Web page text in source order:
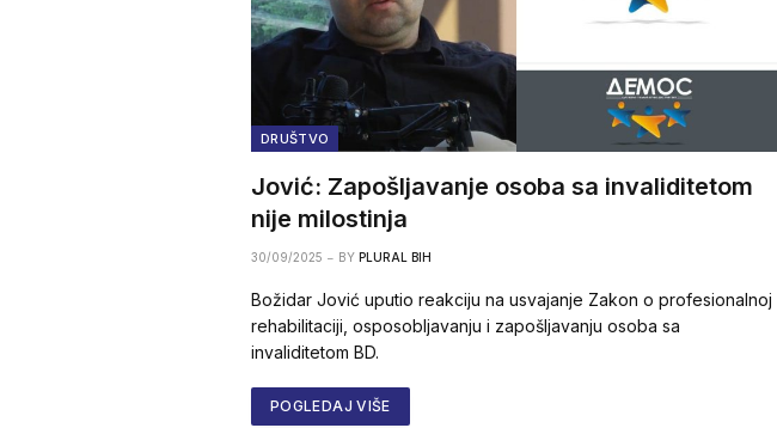
DRUŠTVO
Jović: Zapošljavanje osoba sa invaliditetom
nije milostinja
30/09/2025 BY PLURAL BIH
Božidar Jović uputio reakciju na usvajanje Zakon o profesionalnoj
rehabilitaciji, osposobljavanju i zapošljavanju osoba sa
invaliditetom BD.
POGLEDAJ VIŠE